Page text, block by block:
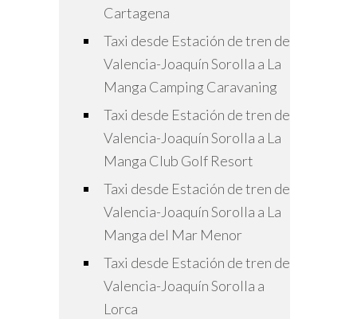
Cartagena
Taxi desde Estación de tren de
Valencia-Joaquín Sorolla a La
Manga Camping Caravaning
Taxi desde Estación de tren de
Valencia-Joaquín Sorolla a La
Manga Club Golf Resort
Taxi desde Estación de tren de
Valencia-Joaquín Sorolla a La
Manga del Mar Menor
Taxi desde Estación de tren de
Valencia-Joaquín Sorolla a
Lorca